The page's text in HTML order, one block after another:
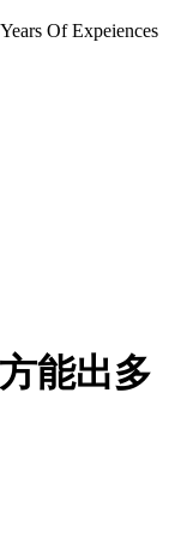
Of Expeiences
能出多